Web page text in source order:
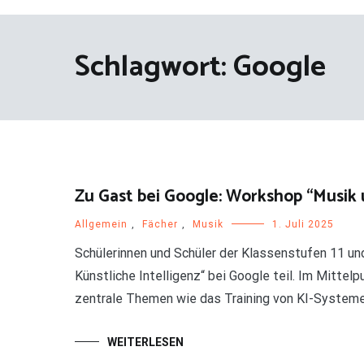
Schlagwort:Google
Zu Gast bei Google: Workshop “Musik
Allgemein , Fächer , Musik 1. Juli 2025
Schülerinnen und Schüler der Klassenstufen 11
Künstliche Intelligenz“ bei Google teil. Im
zentrale Themen wie das Training von KI-
WEITERLESEN